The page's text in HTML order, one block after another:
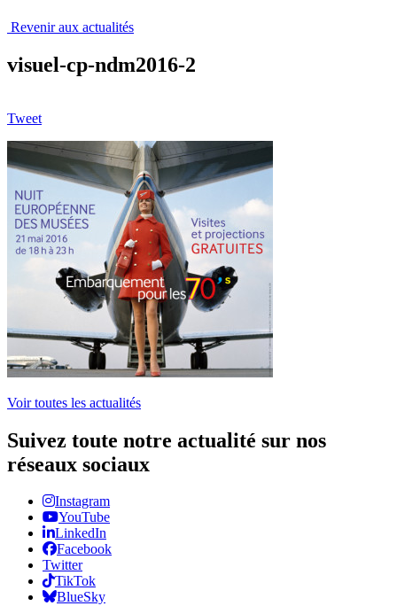
Revenir aux actualités
visuel-cp-ndm2016-2
Tweet
Voir toutes les actualités
Suivez toute notre actualité sur nos
réseaux sociaux
Instagram
YouTube
LinkedIn
Facebook
Twitter
TikTok
BlueSky